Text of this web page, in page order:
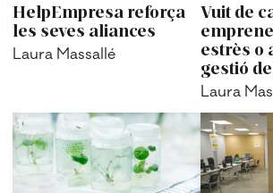
HelpEmpresa reforça
les seves aliances
Laura Massallé
Vuit de
estrès o
gestió
Laura